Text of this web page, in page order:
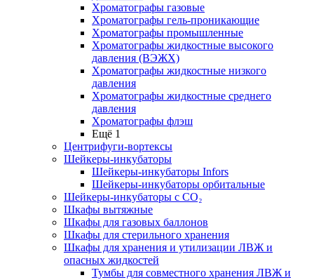
Хроматографы газовые
Хроматографы гель-проникающие
Хроматографы промышленные
Хроматографы жидкостные высокого
давления (ВЭЖХ)
Хроматографы жидкостные низкого
давления
Хроматографы жидкостные среднего
давления
Хроматографы флэш
Ещё 1
Центрифуги-вортексы
Шейкеры-инкубаторы
Шейкеры-инкубаторы Infors
Шейкеры-инкубаторы орбитальные
Шейкеры-инкубаторы с CО₂
Шкафы вытяжные
Шкафы для газовых баллонов
Шкафы для стерильного хранения
Шкафы для хранения и утилизации ЛВЖ и
опасных жидкостей
Тумбы для совместного хранения ЛВЖ и